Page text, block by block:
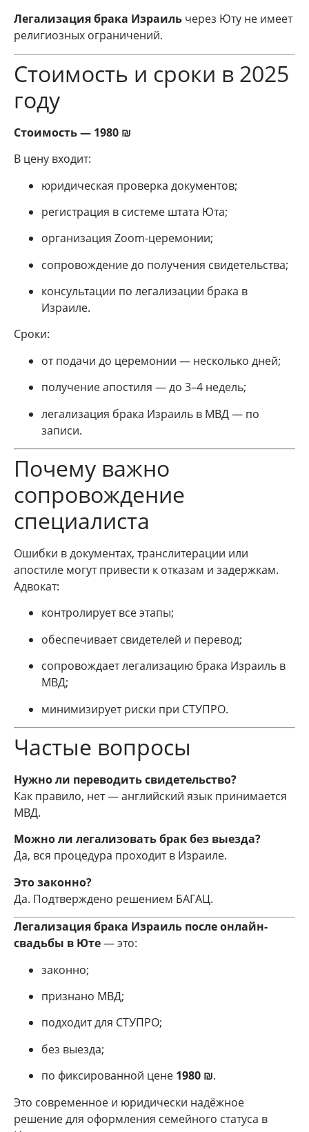
Легализация брака Израиль через Юту не имеет
религиозных ограничений.
Стоимость и сроки в 2025
году
Стоимость — 1980 ₪
В цену входит:
юридическая проверка документов;
регистрация в системе штата Юта;
организация Zoom-церемонии;
сопровождение до получения свидетельства;
консультации по легализации брака в
Израиле.
Сроки:
от подачи до церемонии — несколько дней;
получение апостиля — до 3–4 недель;
легализация брака Израиль в МВД — по
записи.
Почему важно
сопровождение
специалиста
Ошибки в документах, транслитерации или
апостиле могут привести к отказам и задержкам.
Адвокат:
контролирует все этапы;
обеспечивает свидетелей и перевод;
сопровождает легализацию брака Израиль в
МВД;
минимизирует риски при СТУПРО.
Частые вопросы
Нужно ли переводить свидетельство?
Как правило, нет — английский язык принимается
МВД.
Можно ли легализовать брак без выезда?
Да, вся процедура проходит в Израиле.
Это законно?
Да. Подтверждено решением БАГАЦ.
Легализация брака Израиль после онлайн-
свадьбы в Юте— это:
законно;
признано МВД;
подходит для СТУПРО;
без выезда;
по фиксированной цене 1980 ₪.
Это современное и юридически надёжное
решение для оформления семейного статуса в